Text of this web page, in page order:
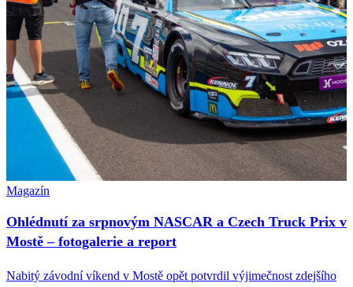
Magazín
Ohlédnutí za srpnovým NASCAR a Czech Truck Prix v
Mostě – fotogalerie a report
Nabitý závodní víkend v Mostě opět potvrdil výjimečnost zdejšího